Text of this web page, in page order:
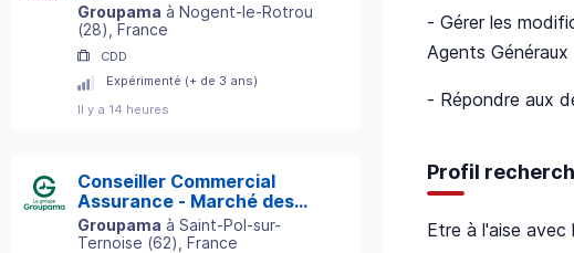
Groupama à Nogent-le-Rotrou
(28) , France
CDD
Expérimenté (+ de 3 ans)
Il y a 14 heures
Conseiller Commercial
Assurance - Marché des
Particuliers - Secteur St-
Pol-sur-Ternoise (62) H/F
Groupama à Saint-Pol-sur-
Ternoise (62) , France
- Gérer les
Agents Généraux
- Répondre aux
Profil
Etre à l'aise avec